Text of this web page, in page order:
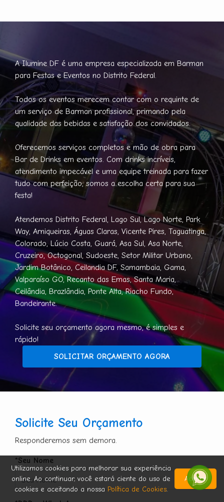
A Ilumine DF é uma empresa especializada em Barman
para Festas e Eventos no Distrito Federal.
Todos os eventos merecem contar com o requinte de
um serviço de Barman profissional, primando pela
qualidade das bebidas e satisfação dos convidados.
Oferecemos serviços completos e mão de obra para
Bar de Drinks em eventos. Com drinks incríveis,
atendimento impecável e uma equipe treinada para fazer
tudo com perfeição, somos a escolha certa para sua
festa!
Atendemos Distrito Federal, Lago Sul, Lago Norte, Park
Way, Arniqueiras, Águas Claras, Vicente Pires, Taguatinga,
Colorado, Lúcio Costa, Guará, Asa Sul, Asa Norte,
Cruzeiro, Octogonal, Sudoeste, Setor Militar Urbano,
Jardim Botânico, Ceilandia DF, Samambaia, Gama,
Valparaíso GO, Recanto das Emas, Santa Maria,
Ceilândia, Brazlândia, Ponte Alta, Riacho Fundo,
Bandeirante.
Solicite seu orçamento agora mesmo, é simples e
rápido!
SOLICITAR ORÇAMENTO AGORA
Solicite Seu Orçamento
Responderemos sem demora.
*Seu Nome
Utilizamos cookies para melhorar sua experiência
online. Ao continuar, você estará ciente do uso de
cookies e aceitando a nossa Política de Cookies.
Aceitar